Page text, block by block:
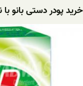
خرید پودر دستی بانو